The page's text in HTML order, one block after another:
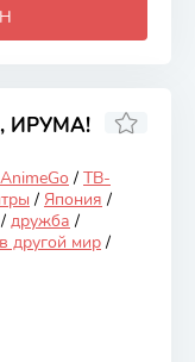
ИРУМА!
/ ТВ-
/ Япония /
/ дружба /
другой мир /